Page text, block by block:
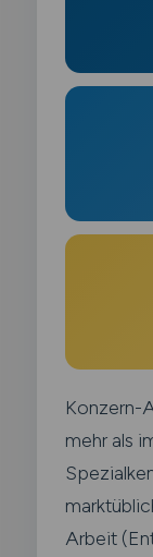
Konzern-
mehr als
Arbeit